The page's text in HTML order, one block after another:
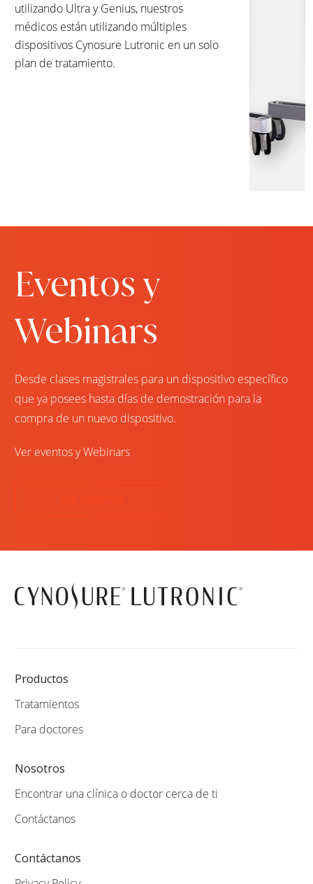
utilizando Ultra y Genius, nuestros
médicos están utilizando múltiples
dispositivos Cynosure Lutronic en un solo
plan de tratamiento.
Eventos y
Webinars
Desde clases magistrales para un dispositivo específico
que ya posees hasta días de demostración para la
compra de un nuevo dispositivo.
Ver eventos y Webinars
VER EVENTOS
Productos
Tratamientos
Para doctores
Nosotros
Encontrar una clínica o doctor cerca de ti
Contáctanos
Contáctanos